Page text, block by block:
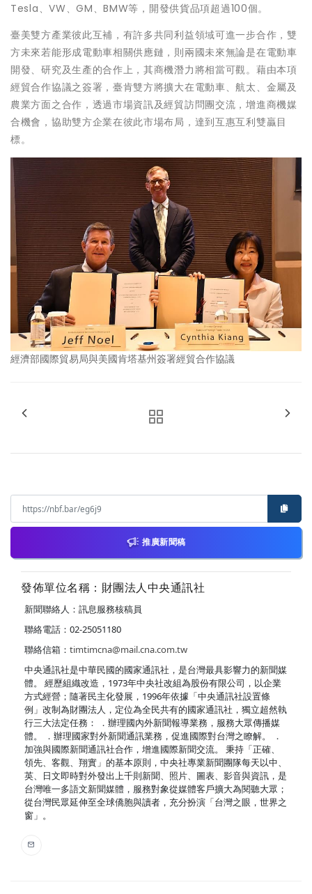
Tesla、VW、GM、BMW等，開發供貨品項超過100個。
臺美雙方產業彼此互補，有許多共同利益領域可進一步合作，雙
方未來若能形成電動車相關供應鏈，則兩國未來無論是在電動車
開發、研究及生產的合作上，其商機潛力將相當可觀。藉由本項
經貿合作協議之簽署，臺肯雙方將擴大在電動車、航太、金屬及
農業方面之合作，透過市場資訊及經貿訪問團交流，增進商機媒
合機會，協助雙方企業在彼此市場布局，達到互惠互利雙贏目
標。
經濟部國際貿易局與美國肯塔基州簽署經貿合作協議
推廣新聞稿
發佈單位名稱：財團法人中央通訊社
新聞聯絡人：訊息服務核稿員
聯絡電話：02-25051180
聯絡信箱： timtimcna@mail.cna.com.tw
中央通訊社是中華民國的國家通訊社，是台灣最具影響力的新聞媒
體。 經歷組織改造，1973年中央社改組為股份有限公司，以企業
方式經營；隨著民主化發展，1996年依據「中央通訊社設置條
例」改制為財團法人，定位為全民共有的國家通訊社，獨立超然執
行三大法定任務： ．辦理國內外新聞報導業務，服務大眾傳播媒
體。 ．辦理國家對外新聞通訊業務，促進國際對台灣之瞭解。 ．
加強與國際新聞通訊社合作，增進國際新聞交流。 秉持「正確、
領先、客觀、翔實」的基本原則，中央社專業新聞團隊每天以中、
英、日文即時對外發出上千則新聞、照片、圖表、影音與資訊，是
台灣唯一多語文新聞媒體，服務對象從媒體客戶擴大為閱聽大眾；
從台灣民眾延伸至全球僑胞與讀者，充分扮演「台灣之眼，世界之
窗」。